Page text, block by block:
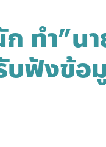
ทำ”น
ฟังข้อ